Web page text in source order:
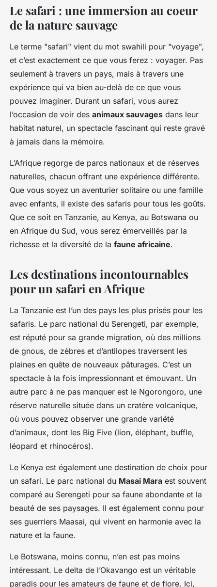
Le safari : une immersion au coeur
de la nature sauvage
Le terme "safari" vient du mot swahili pour "voyage",
et c’est exactement ce que vous ferez : voyager. Pas
seulement à travers un pays, mais à travers une
expérience qui va bien au-delà de ce que vous
pouvez imaginer. Durant un safari, vous aurez
l’occasion de voir des animaux sauvages dans leur
habitat naturel, un spectacle fascinant qui reste gravé
à jamais dans la mémoire.
L’Afrique regorge de parcs nationaux et de réserves
naturelles, chacun offrant une expérience différente.
Que vous soyez un aventurier solitaire ou une famille
avec enfants, il existe des safaris pour tous les goûts.
Que ce soit en Tanzanie, au Kenya, au Botswana ou
en Afrique du Sud, vous serez émerveillés par la
richesse et la diversité de la faune africaine.
Les destinations incontournables
pour un safari en Afrique
La Tanzanie est l’un des pays les plus prisés pour les
safaris. Le parc national du Serengeti, par exemple,
est réputé pour sa grande migration, où des millions
de gnous, de zèbres et d’antilopes traversent les
plaines en quête de nouveaux pâturages. C’est un
spectacle à la fois impressionnant et émouvant. Un
autre parc à ne pas manquer est le Ngorongoro, une
réserve naturelle située dans un cratère volcanique,
où vous pouvez observer une grande variété
d’animaux, dont les Big Five (lion, éléphant, buffle,
léopard et rhinocéros).
Le Kenya est également une destination de choix pour
un safari. Le parc national du Masai Mara est souvent
comparé au Serengeti pour sa faune abondante et la
beauté de ses paysages. Il est également connu pour
ses guerriers Maasai, qui vivent en harmonie avec la
nature et la faune.
Le Botswana, moins connu, n’en est pas moins
intéressant. Le delta de l’Okavango est un véritable
paradis pour les amateurs de faune et de flore. Ici,